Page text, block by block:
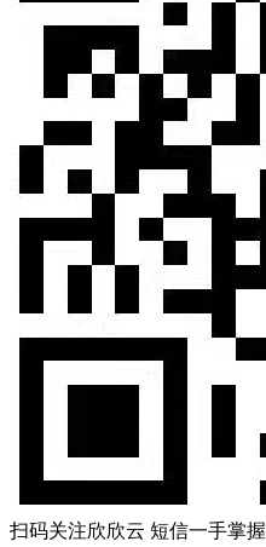
扫码关注欣欣云 短信一手掌握